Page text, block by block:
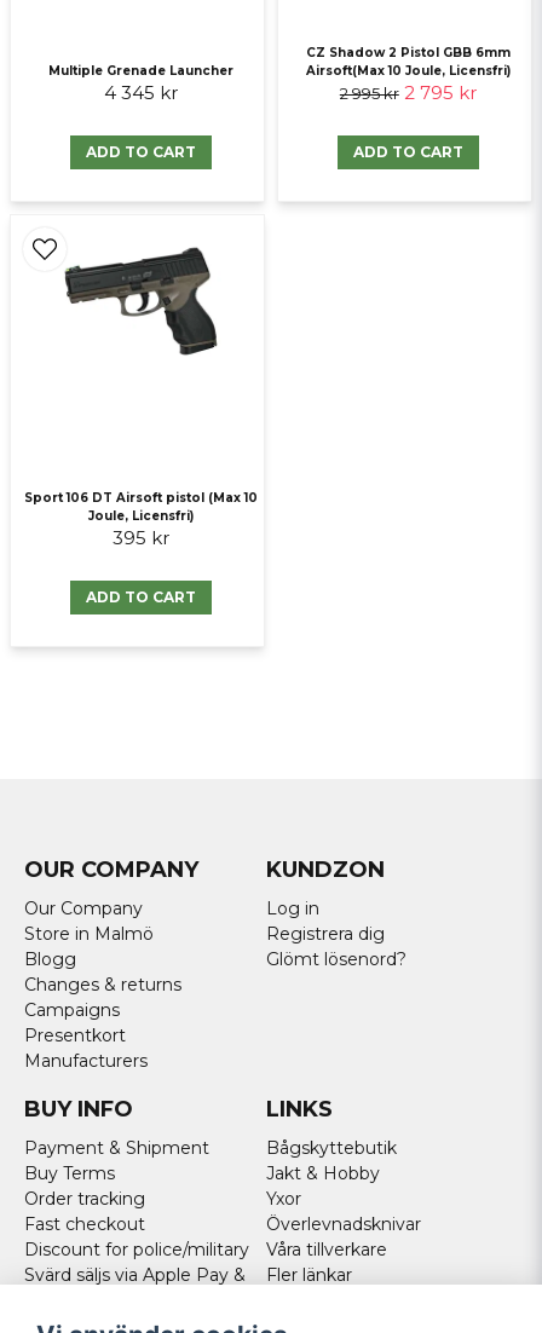
Send question
Multiple Grenade Launcher
4 345 kr
ADD TO CART
CZ Shadow 2 Pistol GBB 6mm
Airsoft(Max 10 Joule, Licensfri)
2 995 kr 2 795 kr
ADD TO CART
Sport 106 DT Airsoft pistol (Max 10
Joule, Licensfri)
395 kr
ADD TO CART
OUR COMPANY
Our Company
Store in Malmö
Blogg
Changes & returns
Campaigns
Presentkort
Manufacturers
KUNDZON
Log in
Registrera dig
Glömt lösenord?
BUY INFO
Payment & Shipment
Buy Terms
Order tracking
Fast checkout
Discount for police/military
Svärd säljs via Apple Pay &
Norweigan customers
LINKS
Bågskyttebutik
Jakt & Hobby
Yxor
Överlevnadsknivar
Våra tillverkare
Fler länkar